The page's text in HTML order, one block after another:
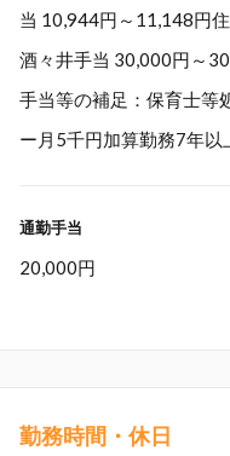
当 10,944円～11,148円
酒々井手当 30,000円～
手当等の補足：保育士等
ー月5千円加算勤務7年
通勤手当
20,000円
勤務時間・休日